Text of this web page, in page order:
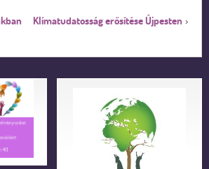
Klímatudatosság erősítése Újpesten ›